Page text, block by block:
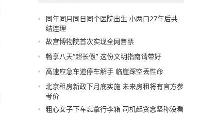
同年同月同日同个医院出生 小两口27年后共
结连理
故宫博物院首次实现全网售票
畅享八天“超长假” 这份文明指南请带好
高速应急车道停车解手 临崖踩空丢性命
北京租房新政下月底实施 未来房租将有官方参
考价
粗心女子下车忘拿行李箱 司机起贪念坚称没看